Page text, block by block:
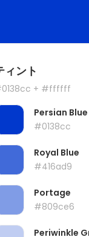
ィント
+ #ffffff
Persian Blue
#0138cc
Royal Blue
#416ad9
Portage
#809ce6
Periwinkle